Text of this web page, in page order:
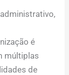
é
múltiplas
de